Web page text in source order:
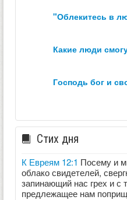
"облекитесь в
какие люди
господь бог и
Стих дня
К Евреям 12:1 Посему и
облако свидетелей,
запинающий нас грех и с
предлежащее нам